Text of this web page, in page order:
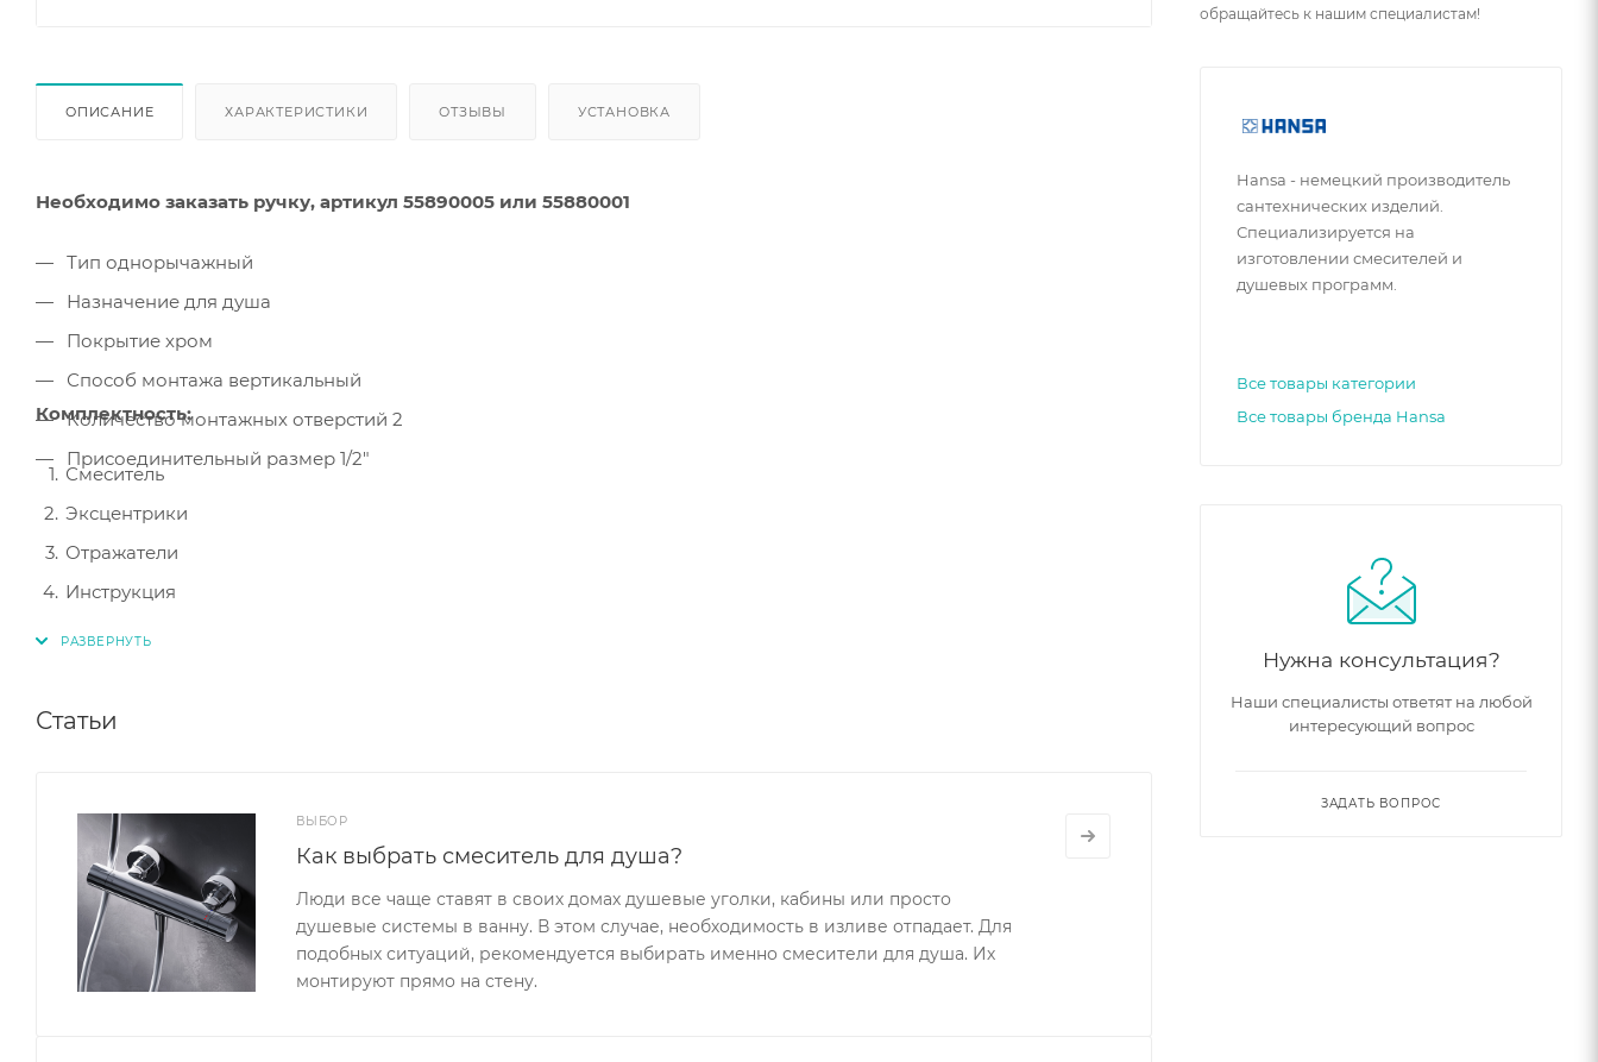
ОПИСАНИЕ ХАРАКТЕРИСТИКИ ОТЗЫВЫ УСТАНОВКА
Необходимо заказать ручку, артикул 55890005 или 55880001
Тип однорычажный
Назначение для душа
Покрытие хром
Способ монтажа вертикальный
Количество монтажных отверстий 2
Присоединительный размер 1/2"
Комплектность:
Смеситель
Эксцентрики
Отражатели
Инструкция
Статьи
ВЫБОР
Как выбрать смеситель для душа?
Люди все чаще ставят в своих домах душевые уголки, кабины или просто
душевые системы в ванну. В этом случае, необходимость в изливе отпадает. Для
подобных ситуаций, рекомендуется выбирать именно смесители для душа. Их
монтируют прямо на стену.
обращайтесь к нашим специалистам!
Hansa - немецкий производитель
сантехнических изделий.
Специализируется на
изготовлении смесителей и
душевых программ.
Все товары категории
Все товары бренда Hansa
Нужна консультация?
Наши специалисты ответят на любой
интересующий вопрос
ЗАДАТЬ ВОПРОС